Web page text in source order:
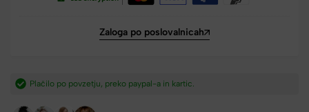
Zaloga po poslovalnicah
Hitra dostava iz Slovenije v 2-4 dneh.​